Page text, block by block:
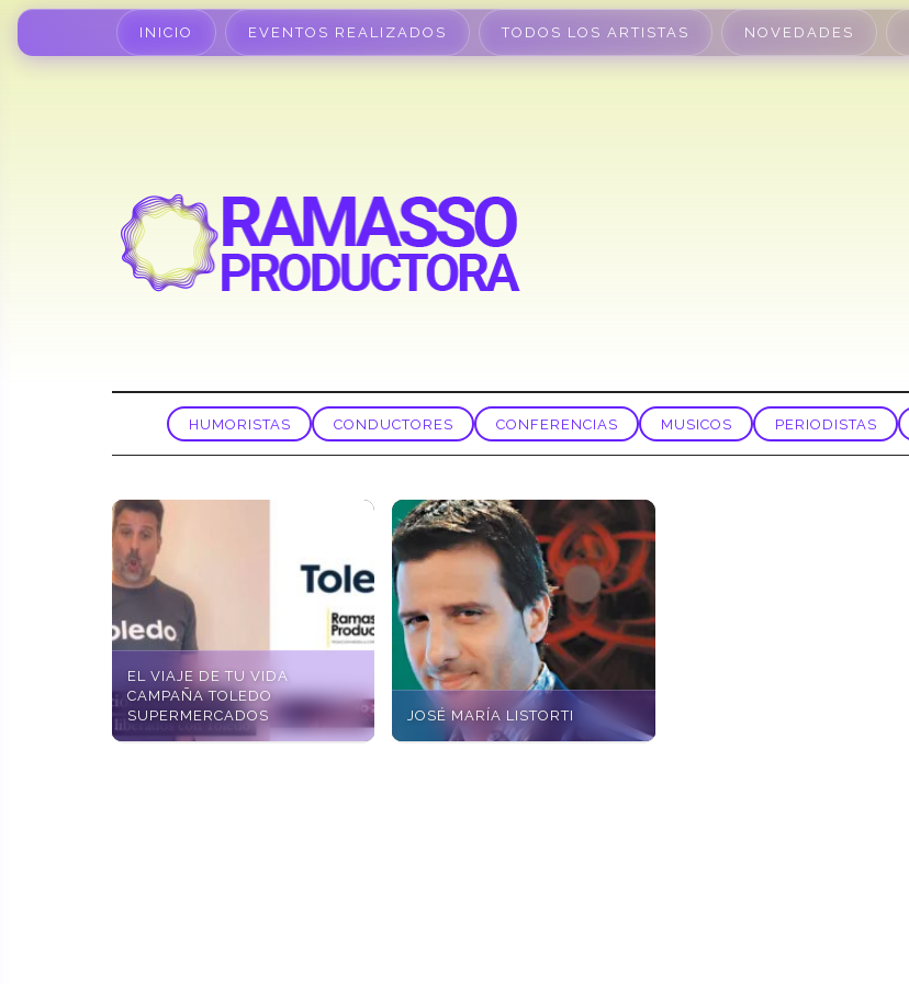
INICIO EVENTOS REALIZADOS TODOS LOS ARTISTAS NOVEDADES
HUMORISTAS CONDUCTORES CONFERENCIAS MUSICOS PERIODISTAS
EL VIAJE DE TU VIDA
CAMPAÑA TOLEDO
SUPERMERCADOS
JOSÉ MARÍA LISTORTI